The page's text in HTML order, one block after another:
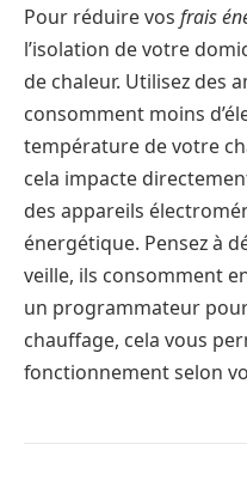
Pour réduire vos frais
l’isolation de votre
de chaleur. Utilisez des
consomment moins
température de votre
cela impacte
des appareils
énergétique. Pensez à
veille, ils consomment
un programmateur
chauffage, cela vous
fonctionnement selon